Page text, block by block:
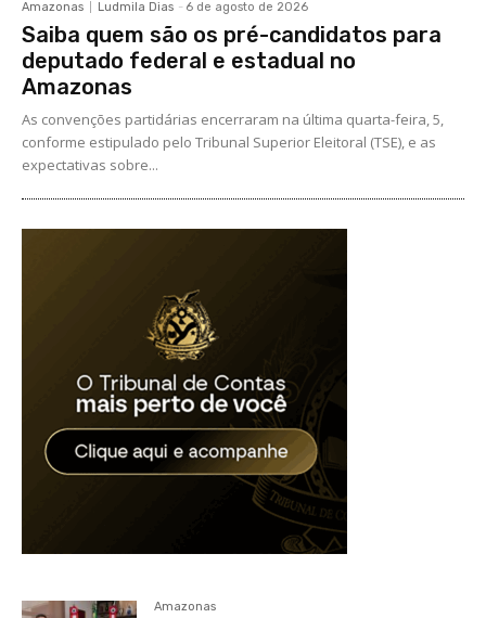
Amazonas Ludmila Dias - 6 de agosto de 2026
Saiba quem são os pré-candidatos para
deputado federal e estadual no
Amazonas
As convenções partidárias encerraram na última quarta-feira, 5,
conforme estipulado pelo Tribunal Superior Eleitoral (TSE), e as
expectativas sobre...
Amazonas